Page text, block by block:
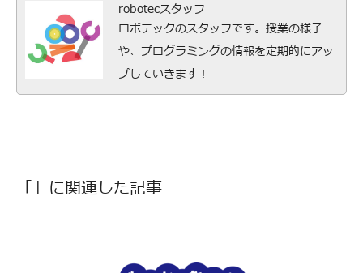
robotecスタッフ
ロボテックのスタッフです。授業の様子
や、プログラミングの情報を定期的にアッ
プしていきます！
「」に関連した記事